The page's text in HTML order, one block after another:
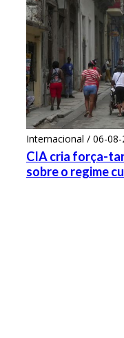
Internacional / 06-08-
CIA cria força-
sobre o regime